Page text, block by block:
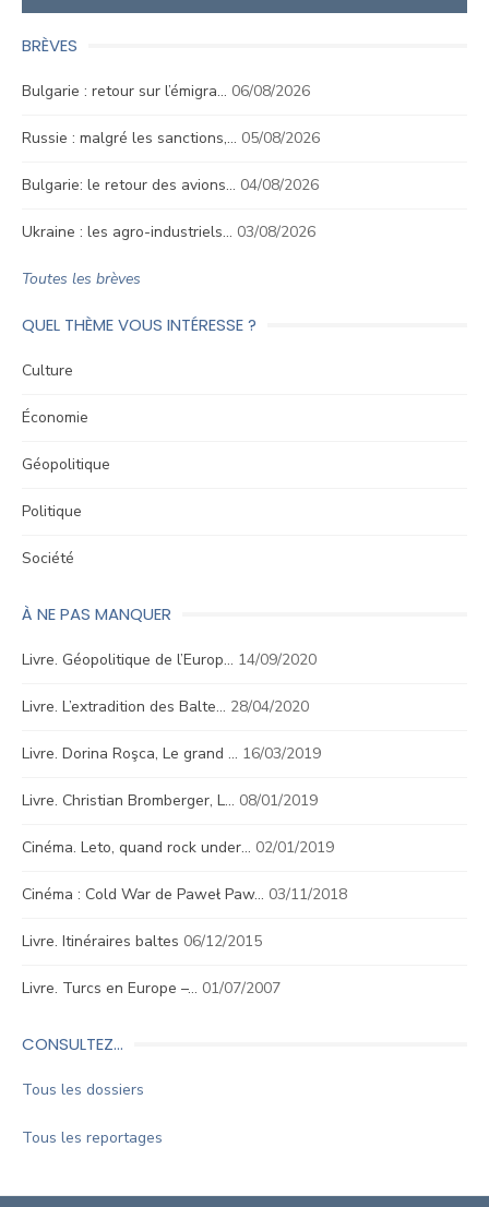
BRÈVES
Bulgarie : retour sur l’émigra… 06/08/2026
Russie : malgré les sanctions,… 05/08/2026
Bulgarie: le retour des avions… 04/08/2026
Ukraine : les agro-industriels… 03/08/2026
Toutes les brèves
QUEL THÈME VOUS INTÉRESSE ?
Culture
Économie
Géopolitique
Politique
Société
À NE PAS MANQUER
Livre. Géopolitique de l’Europ… 14/09/2020
Livre. L’extradition des Balte… 28/04/2020
Livre. Dorina Roşca, Le grand … 16/03/2019
Livre. Christian Bromberger, L… 08/01/2019
Cinéma. Leto, quand rock under… 02/01/2019
Cinéma : Cold War de Paweł Paw… 03/11/2018
Livre. Itinéraires baltes 06/12/2015
Livre. Turcs en Europe –… 01/07/2007
CONSULTEZ…
Tous les dossiers
Tous les reportages